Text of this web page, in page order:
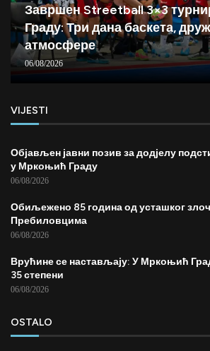
Завршен Streetball 3×3
Граду: Три дана баскета,
атмосфере
06/08/2026
VIJESTI
Објављен јавни позив за додјелу
у Мркоњић Граду
06/08/2026
Обиљежено 85 година од усташког
Пребиловцима
06/08/2026
Врућине се настављају: У Мркоњић
35 степени
06/08/2026
OSTALO